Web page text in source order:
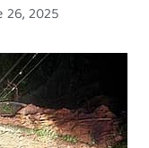
26, 2025